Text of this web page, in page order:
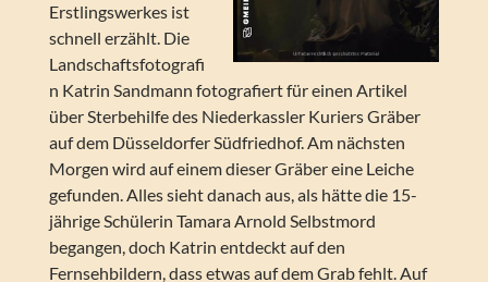
Erstlingswerkes ist
schnell erzählt. Die
Landschaftsfotografi
n Katrin Sandmann fotografiert für einen Artikel
über Sterbehilfe des Niederkassler Kuriers Gräber
auf dem Düsseldorfer Südfriedhof. Am nächsten
Morgen wird auf einem dieser Gräber eine Leiche
gefunden. Alles sieht danach aus, als hätte die 15-
jährige Schülerin Tamara Arnold Selbstmord
begangen, doch Katrin entdeckt auf den
Fernsehbildern, dass etwas auf dem Grab fehlt. Auf